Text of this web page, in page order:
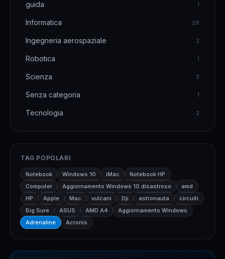
guida 1
Informatica 26
Ingegneria aerospaziale 2
Robotica 1
Scienza 3
Senza categoria 1
Tecnologia 2
TAG POPOLARI
Notebook Windows 10 iMac
Notebook HP
Computer
Aggiornamento Windows 10 disastroso
amd
HP
Apple Mac vulcani Dji astronauta
circuiti
Big Sure
ASUS AMD A4
Aggiornamento Windows
Adrenaline
Acronis